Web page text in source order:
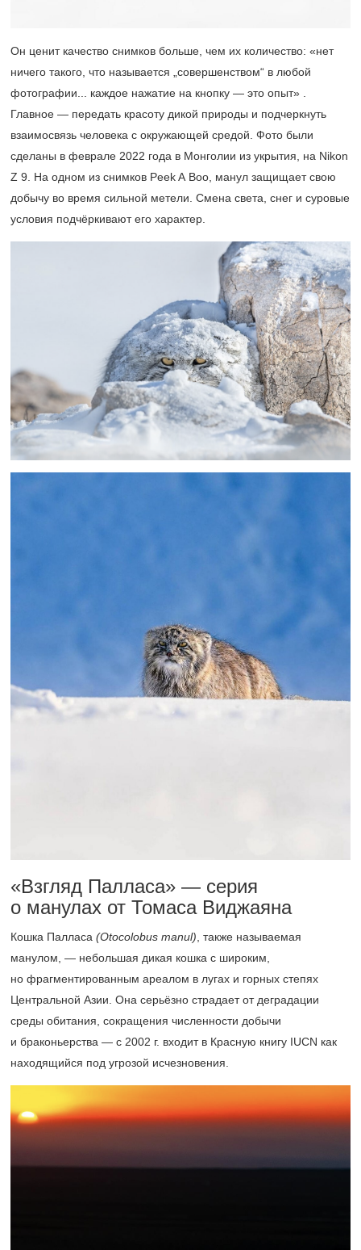
Он ценит качество снимков больше, чем их количество: «нет
ничего такого, что называется „совершенством“ в любой
фотографии... каждое нажатие на кнопку — это опыт» .
Главное — передать красоту дикой природы и подчеркнуть
взаимосвязь человека с окружающей средой. Фото были
сделаны в феврале 2022 года в Монголии из укрытия, на Nikon
Z 9. На одном из снимков Peek A Boo, манул защищает свою
добычу во время сильной метели. Смена света, снег и суровые
условия подчёркивают его характер.
«Взгляд Палласа» — серия
о манулах от Томаса Виджаяна
Кошка Палласа (Otocolobus manul), также называемая
манулом, — небольшая дикая кошка с широким,
но фрагментированным ареалом в лугах и горных степях
Центральной Азии. Она серьёзно страдает от деградации
среды обитания, сокращения численности добычи
и браконьерства — с 2002 г. входит в Красную книгу IUCN как
находящийся под угрозой исчезновения.